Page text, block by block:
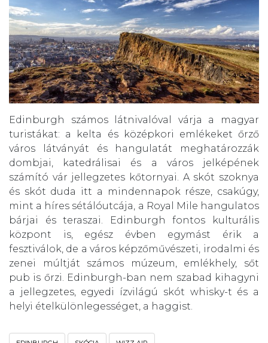
Edinburgh számos látnivalóval várja a magyar
turistákat: a kelta és középkori emlékeket őrző
város látványát és hangulatát meghatározzák
dombjai, katedrálisai és a város jelképének
számító vár jellegzetes kőtornyai. A skót szoknya
és skót duda itt a mindennapok része, csakúgy,
mint a híres sétálóutcája, a Royal Mile hangulatos
bárjai és teraszai. Edinburgh fontos kulturális
központ is, egész évben egymást érik a
fesztiválok, de a város képzőművészeti, irodalmi és
zenei múltját számos múzeum, emlékhely, sőt
pub is őrzi. Edinburgh-ban nem szabad kihagyni
a jellegzetes, egyedi ízvilágú skót whisky-t és a
helyi ételkülönlegességet, a haggist.